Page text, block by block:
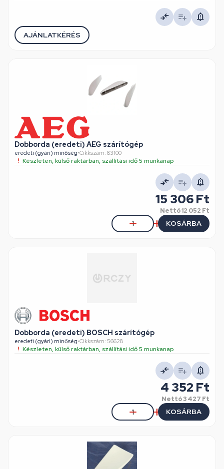
AJÁNLATKÉRÉS
Dobborda (eredeti) AEG szárítógép
eredeti (gyári) minőség•Cikkszám: 83100
Készleten, külső raktárban, szállítási idő 5 munkanap
15 306 Ft
Nettó12 052 Ft
KOSÁRBA
Dobborda (eredeti) BOSCH szárítógép
eredeti (gyári) minőség•Cikkszám: 56628
Készleten, külső raktárban, szállítási idő 5 munkanap
4 352 Ft
Nettó3 427 Ft
KOSÁRBA